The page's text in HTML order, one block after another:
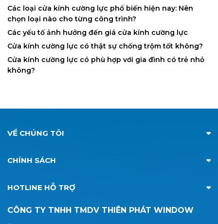
Các loại cửa kính cường lực phổ biến hiện nay: Nên
chọn loại nào cho từng công trình?
Các yếu tố ảnh hưởng đến giá cửa kính cường lực
Cửa kính cường lực có thật sự chống trộm tốt không?
Cửa kính cường lực có phù hợp với gia đình có trẻ nhỏ
không?
VỀ CHÚNG TÔI
CHÍNH SÁCH
HOTLINE HỖ TRỢ
CÔNG TY TNHH TMDV THIÊN PHÁT WINDOW